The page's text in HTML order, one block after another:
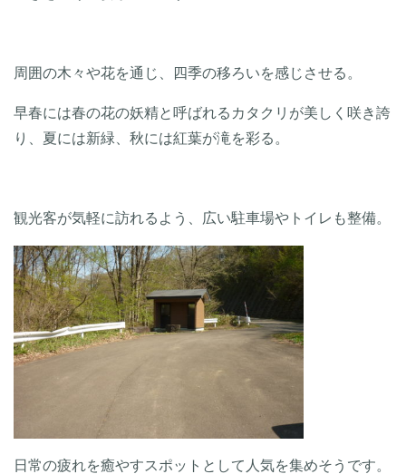
周囲の木々や花を通じ、四季の移ろいを感じさせる。
早春には春の花の妖精と呼ばれるカタクリが美しく咲き誇
り、夏には新緑、秋には紅葉が滝を彩る。
観光客が気軽に訪れるよう、広い駐車場やトイレも整備。
日常の疲れを癒やすスポットとして人気を集めそうです。